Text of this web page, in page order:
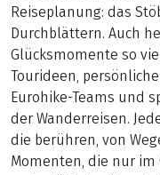
Reiseplanung: das
Durchblättern. Auch
Glücksmomente so
Tourideen,
Eurohike-Teams und
der Wanderreisen.
die berühren, von
Momenten, die nur im